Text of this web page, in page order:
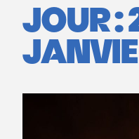
JOUR :